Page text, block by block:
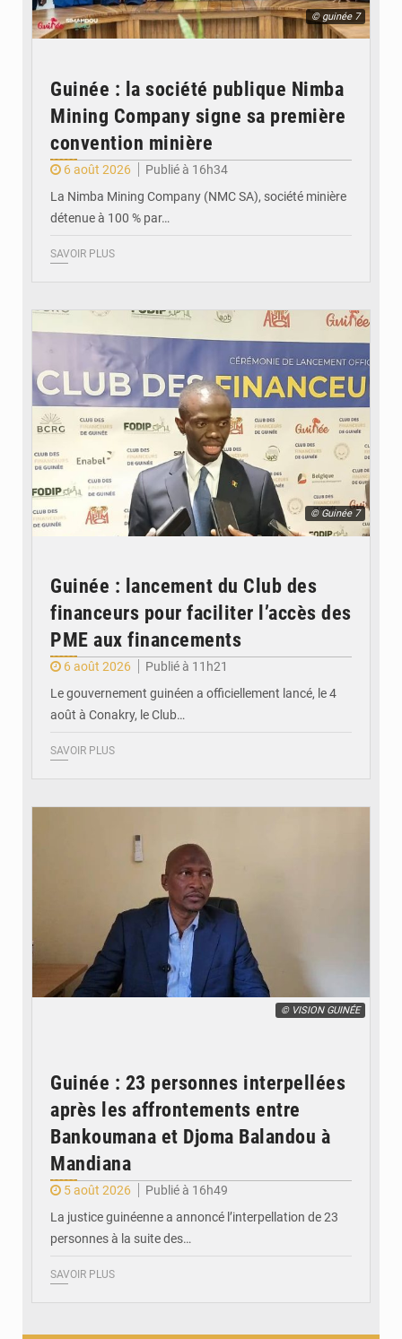
© guinée 7
Guinée : la société publique Nimba
Mining Company signe sa première
convention minière
6 août 2026
Publié à 16h34
La Nimba Mining Company (NMC SA), société minière
détenue à 100 % par…
SAVOIR PLUS
© Guinée 7
Guinée : lancement du Club des
financeurs pour faciliter l’accès des
PME aux financements
6 août 2026
Publié à 11h21
Le gouvernement guinéen a officiellement lancé, le 4
août à Conakry, le Club…
SAVOIR PLUS
© VISION GUINÉE
Guinée : 23 personnes interpellées
après les affrontements entre
Bankoumana et Djoma Balandou à
Mandiana
5 août 2026
Publié à 16h49
La justice guinéenne a annoncé l’interpellation de 23
personnes à la suite des…
SAVOIR PLUS